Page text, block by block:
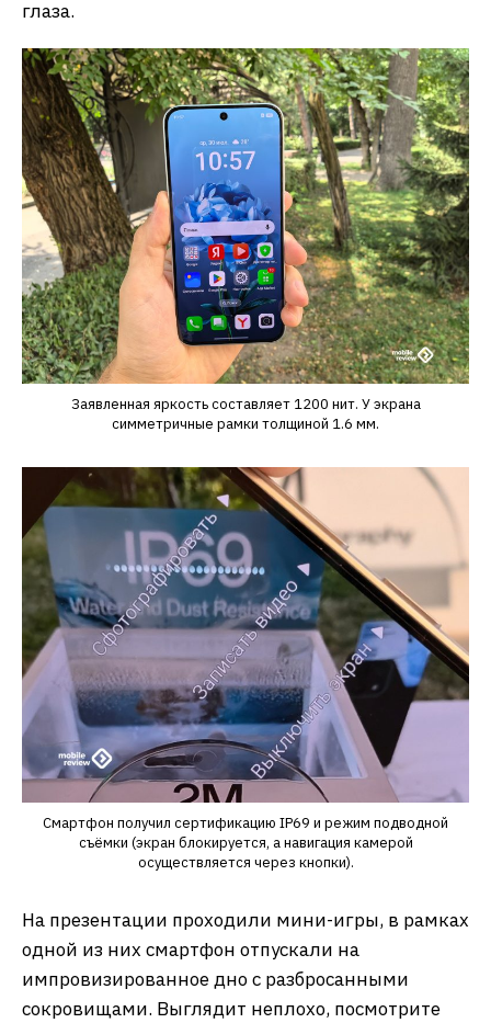
глаза.
Заявленная яркость составляет 1200 нит. У экрана
симметричные рамки толщиной 1.6 мм.
Смартфон получил сертификацию IP69 и режим подводной
съёмки (экран блокируется, а навигация камерой
осуществляется через кнопки).
На презентации проходили мини-игры, в рамках
одной из них смартфон отпускали на
импровизированное дно с разбросанными
сокровищами. Выглядит неплохо, посмотрите